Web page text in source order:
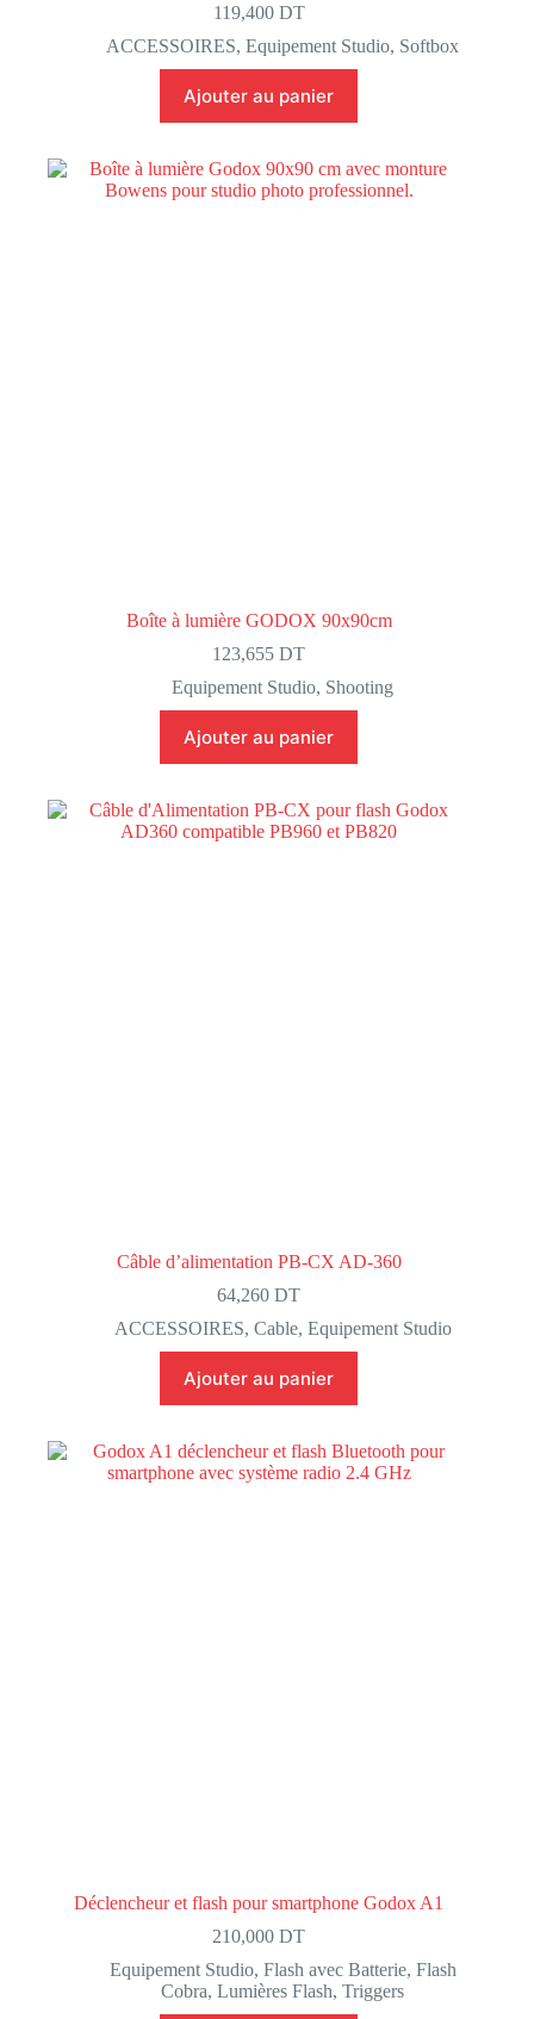
119,400 DT
ACCESSOIRES,Equipement Studio, Softbox
Ajouter au panier
Boîte à lumière GODOX 90x90cm
123,655DT
Equipement Studio, Shooting
Ajouter au panier
Câble d’alimentation PB-CX AD-360
64,260DT
ACCESSOIRES, Cable, Equipement Studio
Ajouter au panier
Déclencheur et flash pour smartphone Godox A1
210,000DT
Equipement Studio, Flash avec Batterie, Flash
Cobra,Lumières Flash,Triggers